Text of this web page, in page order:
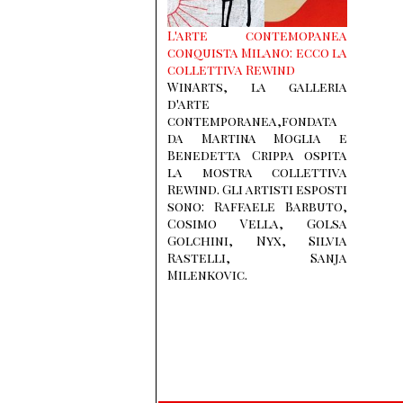
L'arte contemopanea
conquista Milano: ecco la
collettiva Rewind
WinArts, la galleria
d'arte
contemporanea,fondata
da Martina Moglia e
Benedetta Crippa ospita
la mostra collettiva
Rewind. Gli artisti esposti
sono: Raffaele Barbuto,
Cosimo Vella, Golsa
Golchini, Nyx, Silvia
Rastelli, Sanja
Milenkovic.